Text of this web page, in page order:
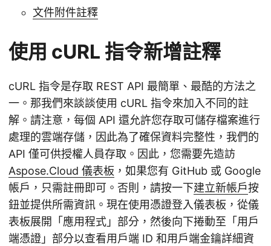
文件附件註釋
使用 cURL 指令新增註釋
cURL 指令是存取 REST API 最簡單、最酷的方法之
一。那我們來談談使用 cURL 指令來加入不同的註
解。請注意，每個 API 還允許您存取可儲存檔案進行
處理的雲端存儲，因此為了確保資料完整性，我們的
API 僅可供授權人員存取。因此，您需要先造訪
Aspose.Cloud 儀表板 ，如果您有 GitHub 或 Google
帳戶，只需註冊即可。否則，請按一下建立新帳戶按
鈕並提供所需資訊。現在使用憑證登入儀表板，從儀
表板展開「應用程式」部分，然後向下捲動至「用戶
端憑證」部分以查看用戶端 ID 和用戶端金鑰詳細資